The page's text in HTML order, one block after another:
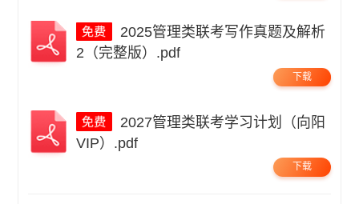
2（完整版）.pdf
下载
VIP）.pdf
下载